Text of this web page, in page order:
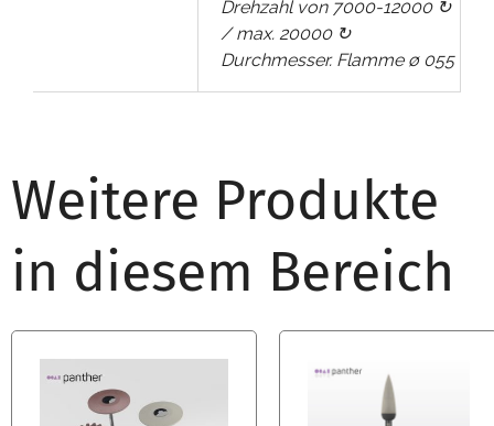
Drehzahl von 7000-12000 ↻
/ max. 20000 ↻
Durchmesser. Flamme ∅ 055
Weitere Produkte
in diesem Bereich